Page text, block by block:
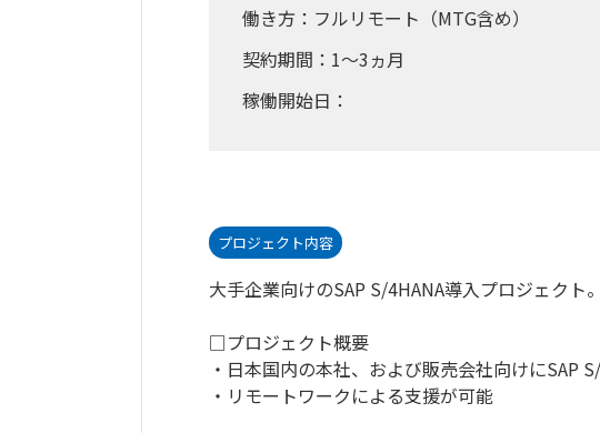
働き方：フルリモート（MTG含め）
契約期間：1～3ヵ月
稼働開始日：
プロジェクト内容
大手企業向けのSAP S/4HANA導入プロジェクト。
□プロジェクト概要
・日本国内の本社、および販売会社向けにSAP
・リモートワークによる支援が可能